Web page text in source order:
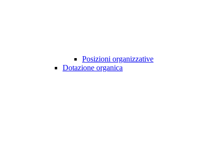
Posizioni organizzative
Dotazione organica